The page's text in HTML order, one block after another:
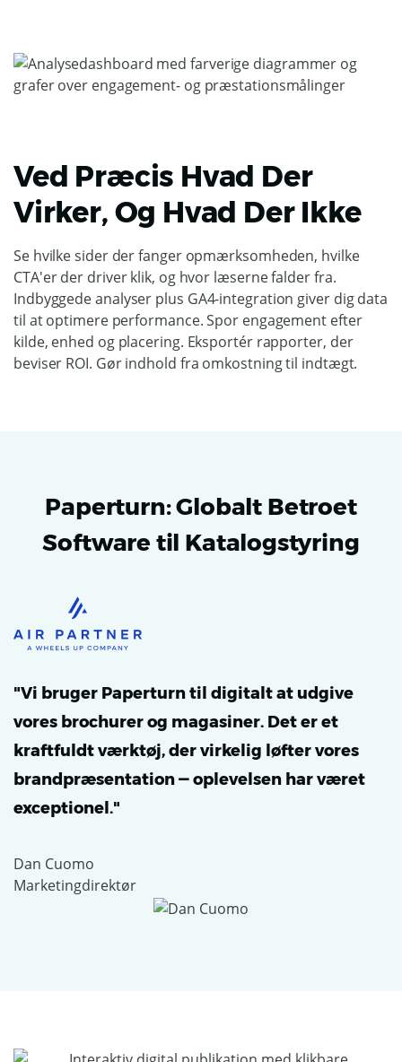
Ved Præcis Hvad Der
Virker, Og Hvad Der Ikke
Se hvilke sider der fanger opmærksomheden, hvilke
CTA'er der driver klik, og hvor læserne falder fra.
Indbyggede analyser plus GA4-integration giver dig data
til at optimere performance. Spor engagement efter
kilde, enhed og placering. Eksportér rapporter, der
beviser ROI. Gør indhold fra omkostning til indtægt.
Paperturn: Globalt Betroet
Software til Katalogstyring
"Vi bruger Paperturn til digitalt at udgive
vores brochurer og magasiner. Det er et
kraftfuldt værktøj, der virkelig løfter vores
brandpræsentation — oplevelsen har været
exceptionel."
Dan Cuomo
Marketingdirektør